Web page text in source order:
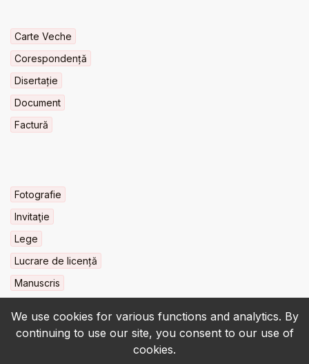
We use cookies for various functions and analytics. By
continuing to use our site, you consent to our use of
cookies.
Carte Veche
Corespondență
Disertație
Document
Factură
Fotografie
Invitaţie
Lege
Lucrare de licență
Manuscris